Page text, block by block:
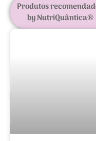
Produtos
by NutriQuântica®